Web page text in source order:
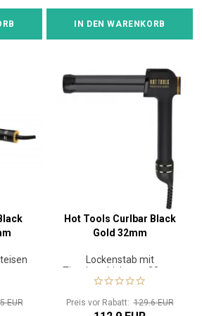
IN DEN WARENKORB
EUR
Hot Tools Curlbar Black
Gold 32mm
Lockenstab mit
Titanbeschichtung 32mm
Preis vor Rabatt:129.6 EUR